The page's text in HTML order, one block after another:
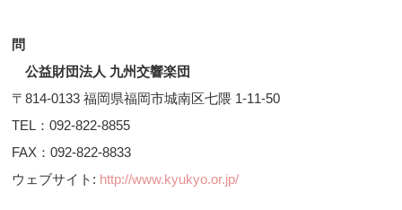
問
公益財団法人 九州交響楽団
〒814-0133 福岡県福岡市城南区七隈 1-11-50
TEL：092-822-8855
FAX：092-822-8833
ウェブサイト: http://www.kyukyo.or.jp/